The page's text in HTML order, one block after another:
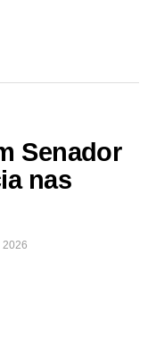
Senador
nas
2026